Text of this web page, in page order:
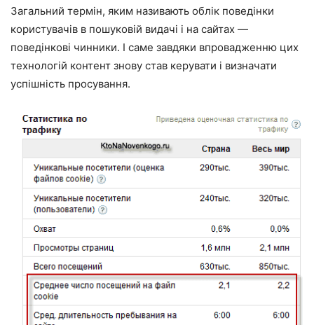
Загальний термін, яким називають облік поведінки
користувачів в пошуковій видачі і на сайтах —
поведінкові чинники. І саме завдяки впровадженню цих
технологій контент знову став керувати і визначати
успішність просування.